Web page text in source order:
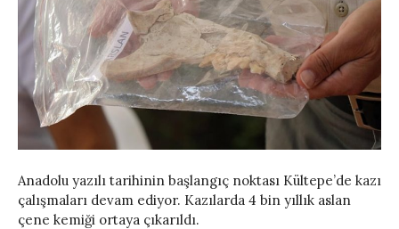
Anadolu yazılı tarihinin başlangıç noktası Kültepe’de kazı
çalışmaları devam ediyor. Kazılarda 4 bin yıllık aslan
çene kemiği ortaya çıkarıldı.